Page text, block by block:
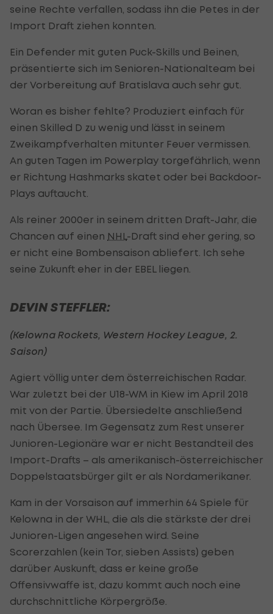
seine Rechte verfallen, sodass ihn die Petes in der
Import Draft ziehen konnten.
Ein Defender mit guten Puck-Skills und Beinen,
präsentierte sich im Senioren-Nationalteam bei
der Vorbereitung auf Bratislava auch sehr gut.
Woran es bisher fehlte? Produziert einfach für
einen Skilled D zu wenig und lässt in seinem
Zweikampfverhalten mitunter Feuer vermissen.
An guten Tagen im Powerplay torgefährlich, wenn
er Richtung Hashmarks skatet oder bei Backdoor-
Plays auftaucht.
Als reiner 2000er in seinem dritten Draft-Jahr, die
Chancen auf einen NHL -Draft sind eher gering, so
er nicht eine Bombensaison abliefert. Ich sehe
seine Zukunft eher in der EBEL liegen.
DEVIN STEFFLER:
(Kelowna Rockets, Western Hockey League, 2.
Saison)
Agiert völlig unter dem österreichischen Radar.
War zuletzt bei der U18-WM in Kiew im April 2018
mit von der Partie. Übersiedelte anschließend
nach Übersee. Im Gegensatz zum Rest unserer
Junioren-Legionäre war er nicht Bestandteil des
Import-Drafts – als amerikanisch-österreichischer
Doppelstaatsbürger gilt er als Nordamerikaner.
Kam in der Vorsaison auf immerhin 64 Spiele für
Kelowna in der WHL, die als die stärkste der drei
Junioren-Ligen angesehen wird. Seine
Scorerzahlen (kein Tor, sieben Assists) geben
darüber Auskunft, dass er keine große
Offensivwaffe ist, dazu kommt auch noch eine
durchschnittliche Körpergröße.